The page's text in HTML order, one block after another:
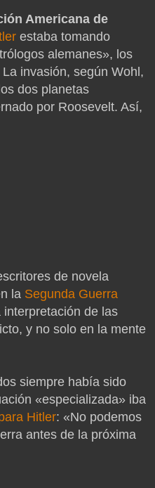
Americana de
estaba tomando
alemanes», los
invasión, según Wohl,
dos planetas
por Roosevelt. Así,
de novela
la Segunda Guerra
de las
y no solo en la mente
siempre había sido
«especializada» iba
Hitler: «No podemos
antes de la próxima